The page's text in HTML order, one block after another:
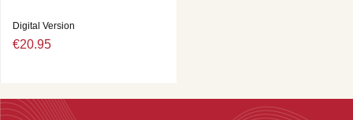
Digital Version
€20.95